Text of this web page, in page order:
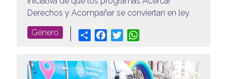
Derechos y Acompañar se conviertan en ley.
Género Share Facebook
Twitter